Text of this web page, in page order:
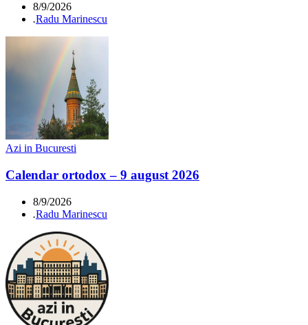
8/9/2026
.Radu Marinescu
Azi in Bucuresti
Calendar ortodox – 9 august 2026
8/9/2026
.Radu Marinescu